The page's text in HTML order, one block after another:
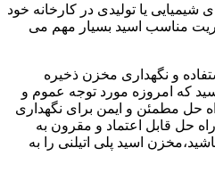
شیمیایی یا تولیدی در کارخانه خود
مناسب اسید بسیار مهم می
و نگهداری مخزن ذخیره
که امروزه مورد توجه عموم و
حل مطمئن و ایمن برای نگهداری
حل قابل اعتماد و مقرون به
اسید پلی اتیلنی را به